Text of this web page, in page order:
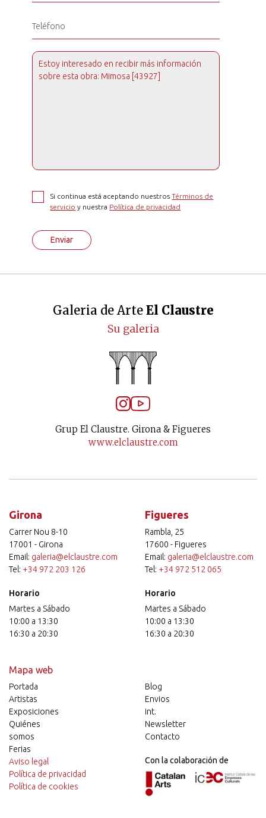
Si continua está aceptando nuestrosTérminos de
servicio y nuestra Política de privacidad
Enviar
Galeria de Arte El Claustre
Su galeria
Grup El Claustre. Girona & Figueres
www.elclaustre.com
Girona
Carrer Nou 8-10
17001 - Girona
Email: galeria@elclaustre.com
Tel: +34 972 203 126
Horario
Martes a Sábado
10:00 a 13:30
16:30 a 20:30
Figueres
Rambla, 25
17600 - Figueres
Email: galeria@elclaustre.com
Tel: +34 972 512 065
Horario
Martes a Sábado
10:00 a 13:30
16:30 a 20:30
Mapa web
Portada
Artistas
Exposiciones
Quiénes
somos
Ferias
Blog
Envios
int.
Newsletter
Contacto
Aviso legal
Política de privacidad
Política de cookies
Con la colaboración de